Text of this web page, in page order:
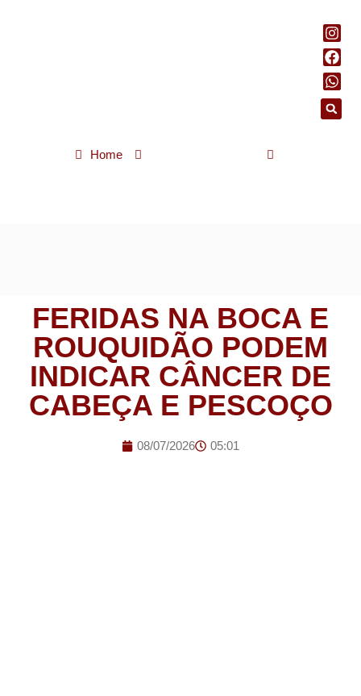
Home
FERIDAS NA BOCA E
ROUQUIDÃO PODEM
INDICAR CÂNCER DE
CABEÇA E PESCOÇO
08/07/2026 05:01